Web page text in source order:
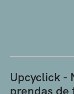
Upcyclick -
prendas